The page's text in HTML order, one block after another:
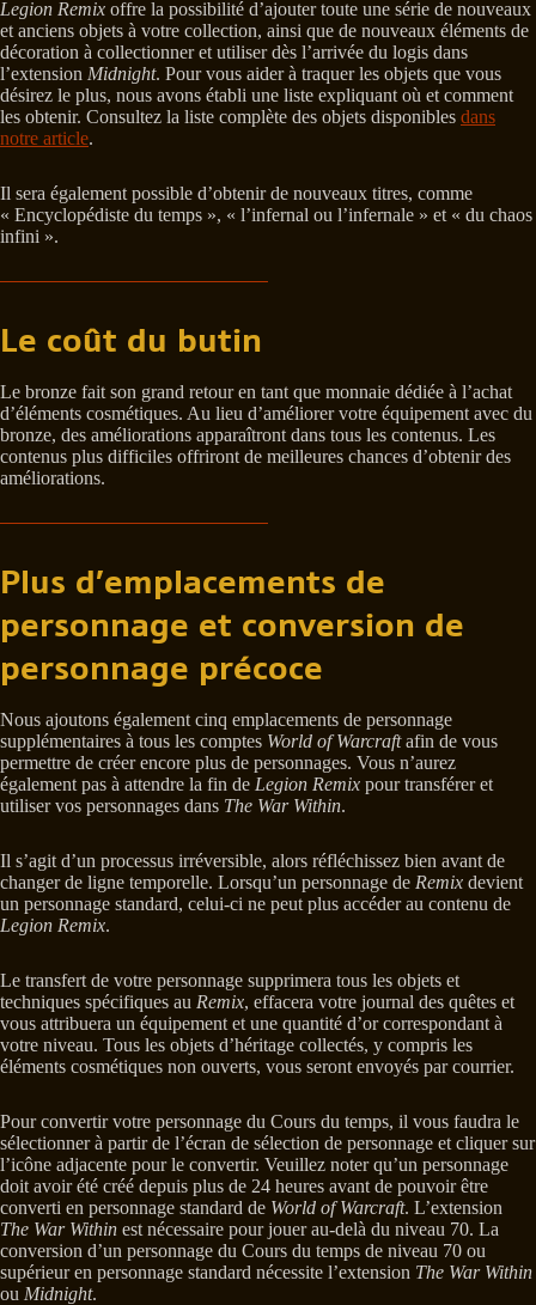
Legion Remix offre la possibilité d’ajouter toute une série de nouveaux
et anciens objets à votre collection, ainsi que de nouveaux éléments de
décoration à collectionner et utiliser dès l’arrivée du logis dans
l’extension Midnight. Pour vous aider à traquer les objets que vous
désirez le plus, nous avons établi une liste expliquant où et comment
les obtenir. Consultez la liste complète des objets disponibles dans
notre article.
Il sera également possible d’obtenir de nouveaux titres, comme
« Encyclopédiste du temps », « l’infernal ou l’infernale » et « du chaos
infini ».
Le coût du butin
Le bronze fait son grand retour en tant que monnaie dédiée à l’achat
d’éléments cosmétiques. Au lieu d’améliorer votre équipement avec du
bronze, des améliorations apparaîtront dans tous les contenus. Les
contenus plus difficiles offriront de meilleures chances d’obtenir des
améliorations.
Plus d’emplacements de
personnage et conversion de
personnage précoce
Nous ajoutons également cinq emplacements de personnage
supplémentaires à tous les comptes World of Warcraftafin de vous
permettre de créer encore plus de personnages. Vous n’aurez
également pas à attendre la fin de Legion Remix pour transférer et
utiliser vos personnages dans The War Within.
Il s’agit d’un processus irréversible, alors réfléchissez bien avant de
changer de ligne temporelle. Lorsqu’un personnage de Remix devient
un personnage standard, celui-ci ne peut plus accéder au contenu de
Legion Remix.
Le transfert de votre personnage supprimera tous les objets et
techniques spécifiques au Remix, effacera votre journal des quêtes et
vous attribuera un équipement et une quantité d’or correspondant à
votre niveau. Tous les objets d’héritage collectés, y compris les
éléments cosmétiques non ouverts, vous seront envoyés par courrier.
Pour convertir votre personnage du Cours du temps, il vous faudra le
sélectionner à partir de l’écran de sélection de personnage et cliquer sur
l’icône adjacente pour le convertir. Veuillez noter qu’un personnage
doit avoir été créé depuis plus de 24 heures avant de pouvoir être
converti en personnage standard de World of Warcraft. L’extension
The War Within est nécessaire pour jouer au-delà du niveau 70. La
conversion d’un personnage du Cours du temps de niveau 70 ou
supérieur en personnage standard nécessite l’extension The War Within
ou Midnight.